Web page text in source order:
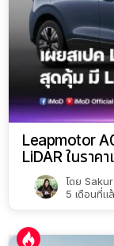
Leapmotor
LiDAR ในราค
โดย
5 เดือนที่แ